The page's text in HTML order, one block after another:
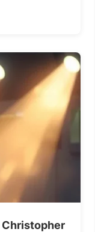
Christopher